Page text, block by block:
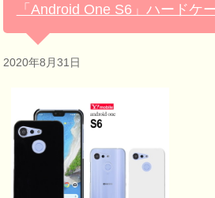
「Android One S6」ハードケ
2020年8月31日